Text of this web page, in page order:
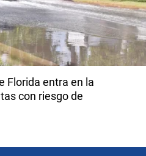
Florida entra en la
con riesgo de